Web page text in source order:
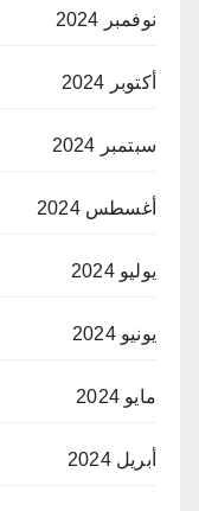
نوفمبر 2024
أكتوبر 2024
سبتمبر 2024
أغسطس 2024
يوليو 2024
يونيو 2024
مايو 2024
أبريل 2024